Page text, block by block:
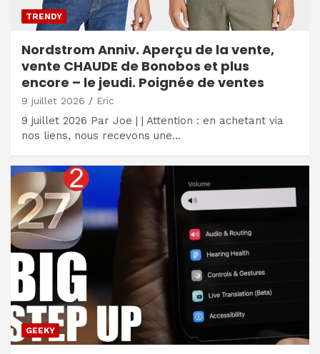
TRENDY
Nordstrom Anniv. Aperçu de la vente,
vente CHAUDE de Bonobos et plus
encore – le jeudi. Poignée de ventes
9 juillet 2026 Eric
9 juillet 2026 Par Joe | | Attention : en achetant via
nos liens, nous recevons une…
GEEKY